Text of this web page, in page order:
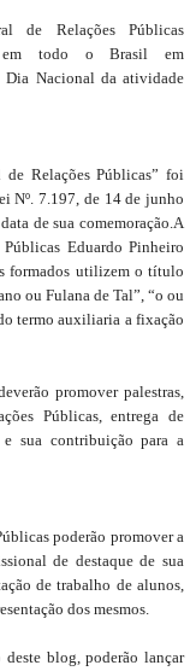
de Relações Públicas
em todo o Brasil em
Dia Nacional da atividade
de Relações Públicas” foi
Nº. 7.197, de 14 de junho
de sua comemoração.A
Eduardo Pinheiro
formados utilizem o título
ou Fulana de Tal”, “o ou
termo auxiliaria a fixação
promover palestras,
Públicas, entrega de
sua contribuição para a
poderão promover a
de destaque de sua
de trabalho de alunos,
dos mesmos.
blog, poderão lançar